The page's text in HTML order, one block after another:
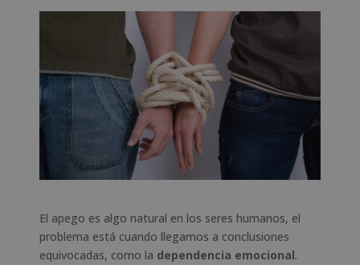
El apego es algo natural en los seres humanos, el
problema está cuando llegamos a conclusiones
equivocadas, como la dependencia emocional.